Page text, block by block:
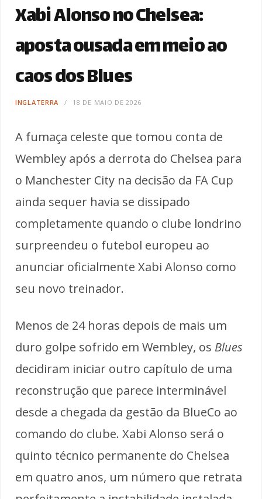
Xabi Alonso no Chelsea:
aposta ousada em meio ao
caos dos Blues
INGLATERRA 18 DE MAIO DE 2026
A fumaça celeste que tomou conta de
Wembley após a derrota do Chelsea para
o Manchester City na decisão da FA Cup
ainda sequer havia se dissipado
completamente quando o clube londrino
surpreendeu o futebol europeu ao
anunciar oficialmente Xabi Alonso como
seu novo treinador.
Menos de 24 horas depois de mais um
duro golpe sofrido em Wembley, os Blues
decidiram iniciar outro capítulo de uma
reconstrução que parece interminável
desde a chegada da gestão da BlueCo ao
comando do clube. Xabi Alonso será o
quinto técnico permanente do Chelsea
em quatro anos, um número que retrata